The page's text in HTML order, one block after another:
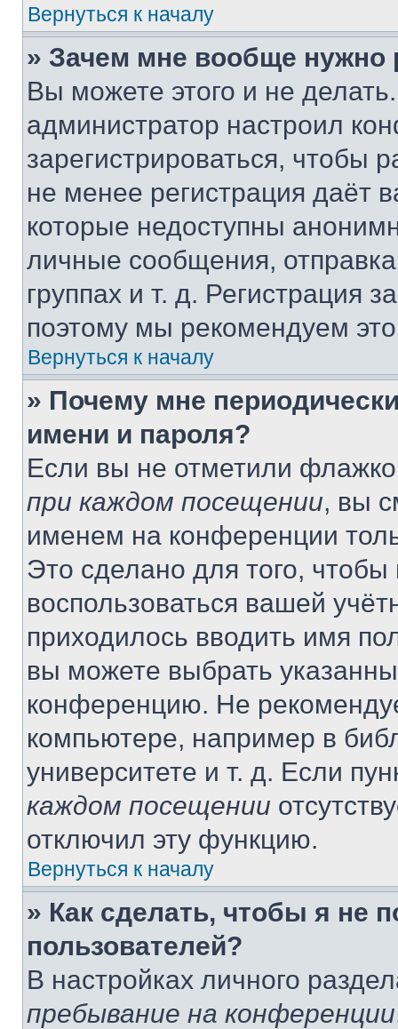
Вернуться к началу
» Зачем мне вообще нужно
Вы можете этого и не
администратор настроил
зарегистрироваться, чтобы
не менее регистрация даёт
которые недоступны
личные сообщения,
группах и т. д. Регистрация
поэтому мы рекомендуем
Вернуться к началу
» Почему мне
имени и пароля?
Если вы не отметили
при каждом посещении, вы
именем на конференции
Это сделано для того, чтобы
воспользоваться вашей
приходилось вводить имя
вы можете выбрать
конференцию. Не
компьютере, например в
университете и т. д. Если
каждом посещении
отключил эту функцию.
Вернуться к началу
» Как сделать, чтобы я не
пользователей?
В настройках личного
пребывание на конференции